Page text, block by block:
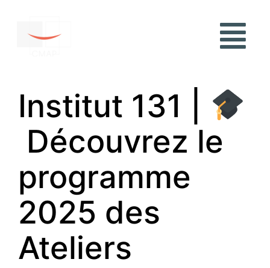
Institut 131 |
Découvrez le
programme
2025 des
Ateliers